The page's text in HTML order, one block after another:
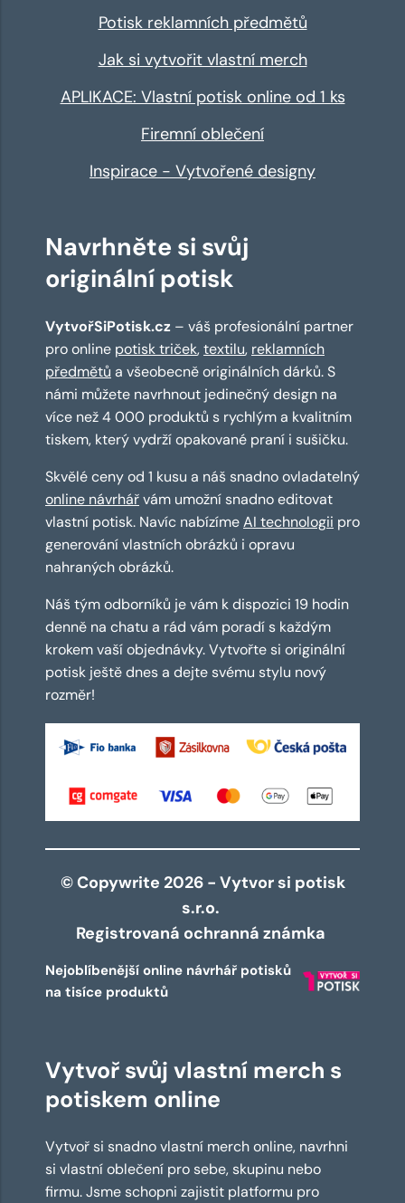
Potisk reklamních předmětů
Jak si vytvořit vlastní merch
APLIKACE: Vlastní potisk online od 1 ks
Firemní oblečení
Inspirace - Vytvořené designy
Navrhněte si svůj
originální potisk
VytvořSiPotisk.cz – váš profesionální partner
pro online potisk triček,textilu, reklamních
předmětů a všeobecně originálních dárků. S
námi můžete navrhnout jedinečný design na
více než 4 000 produktů s rychlým a kvalitním
tiskem, který vydrží opakované praní i sušičku.
Skvělé ceny od 1 kusu a náš snadno ovladatelný
online návrhářvám umožní snadno editovat
vlastní potisk. Navíc nabízímeAI technologii pro
generování vlastních obrázků i opravu
nahraných obrázků.
Náš tým odborníků je vám k dispozici 19 hodin
denně na chatu a rád vám poradí s každým
krokem vaší objednávky. Vytvořte si originální
potisk ještě dnes a dejte svému stylu nový
rozměr!
© Copywrite 2026 - Vytvor si potisk
s.r.o.
Registrovaná ochranná známka
Nejoblíbenější online návrhář potisků
na tisíce produktů
Vytvoř svůj vlastní merch s
potiskem online
Vytvoř si snadno vlastní merch online, navrhni
si vlastní oblečení pro sebe, skupinu nebo
firmu. Jsme schopni zajistit platformu pro